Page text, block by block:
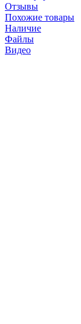
Отзывы
Похожие товары
Наличие
Файлы
Видео